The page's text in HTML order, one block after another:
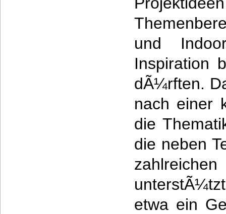
und
Inspiration
dÃ¼rften.
nach einer
die
die neben
etwa ein